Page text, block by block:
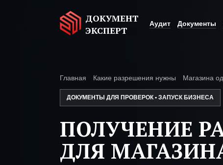
ДОКУМЕНТ
ЭКСПЕРТ
Аудит Документы
Главная Какие разрешения нужны Магазина
ДОКУМЕНТЫ ДЛЯ ПРОВЕРОК • ЗАПУСК БИЗНЕСА
ПОЛУЧЕНИЕ
ДЛЯ